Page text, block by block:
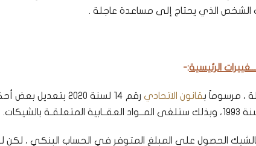
الشخص الذي يحتاج إلى مساعدة عاجلة .
:-
، مرسوماً بقانون الاتحادي
رقم 14 لسنة 2020 بتعديل
الحصول على المبلغ المتوفر في الحساب البنكي ، لكن